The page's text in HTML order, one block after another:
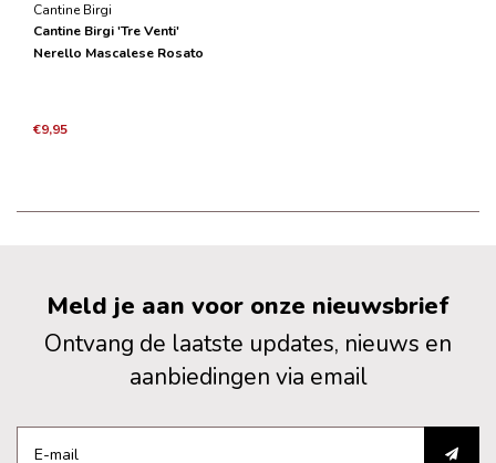
Cantine Birgi
Cantine Birgi 'Tre Venti'
Nerello Mascalese Rosato
€9,95
Meld je aan voor onze nieuwsbrief
Ontvang de laatste updates, nieuws en
aanbiedingen via email